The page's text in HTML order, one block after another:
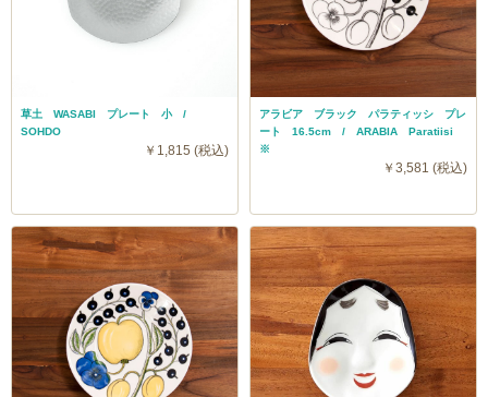
草土 WASABI プレート 小 /
SOHDO
￥1,815 (税込)
アラビア ブラック パラティッシ プレ
ート 16.5cm / ARABIA Paratiisi
※
￥3,581 (税込)